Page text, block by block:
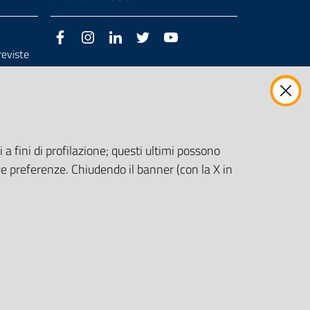
CE
FacebookInstagramLinkedIn Twitter
fini di profilazione; questi ultimi possono
preferenze. Chiudendo il banner (con la X in